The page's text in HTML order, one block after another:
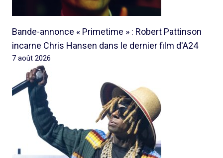
Bande-annonce « Primetime » : Robert Pattinson
incarne Chris Hansen dans le dernier film d'A24
7 août 2026